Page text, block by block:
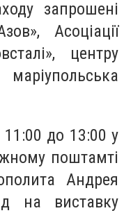
запрошені
Асоціації
центру
до 13:00 у
поштамті
Андрея
на виставку